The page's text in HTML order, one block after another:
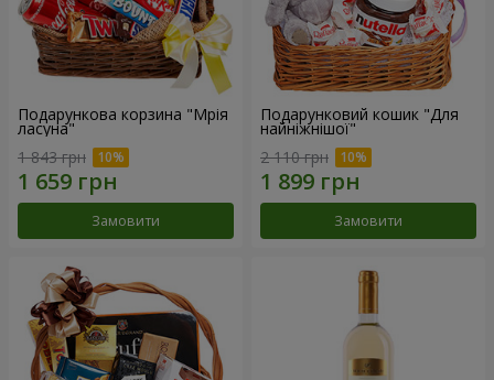
Подарункова корзина "Мрія
ласуна"
1 843 грн
Замовити
Подарунковий кошик "Для
найніжнішої"
2 110 грн
Замовити